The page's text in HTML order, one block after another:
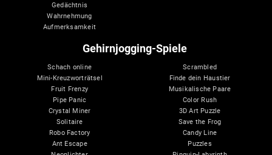
Gedächtnis
Wahrnehmung
Aufmerksamkeit
Gehirnjogging-Spiele
Schach online
Mini-Kreuzworträtsel
Fruit Frenzy
Pipe Panic
Crystal Miner
Solitaire
Robo Factory
Ant Escape
Scrambled
Finde dein Haustier
Musikalische Paare
Color Rush
3D Art Puzzle
Save the Frog
Candy Line
Puzzles